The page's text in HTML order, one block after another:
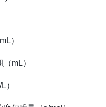
）
mL）
）